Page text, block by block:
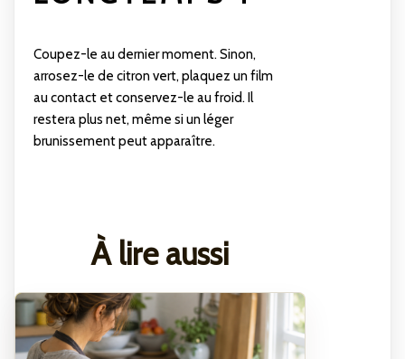
Coupez-le au dernier moment. Sinon,
arrosez-le de citron vert, plaquez un film
au contact et conservez-le au froid. Il
restera plus net, même si un léger
brunissement peut apparaître.
À lire aussi